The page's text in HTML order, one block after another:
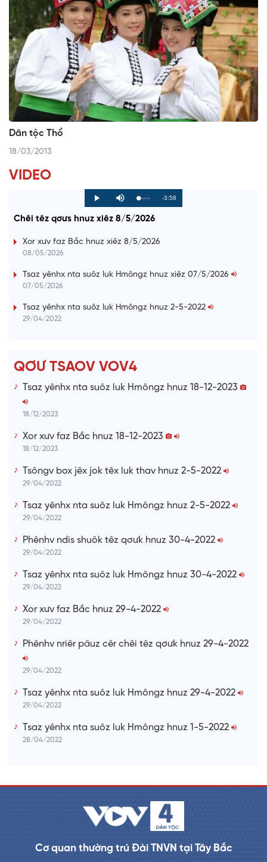
Dân tộc Thổ
18/03/2013
VIDEO
P
l
y
M
u
e
L
o
d
0
P
r
g
s
R
i
-3:58
Chêi têz qơưs hnuz xiêz 8/5/2026
Xor xưv faz Bắc hnuz xiêz 8/5/2026
08/05/2026
Tsaz yênhx nta suôz luk Hmôngz hnuz xiêz 07/5/2026
07/05/2026
Tsaz yênhx nta suôz luk Hmôngz hnuz 2-5-2022
29/04/2022
QƠƯ TSAOV VOV4
Tsaz yênhx nta suôz luk Hmôngz hnuz 18-12-2023
18/12/2023
Xor xưv faz Bắc hnuz 18-12-2023
18/12/2023
Tsôngv box jêx jok têx luk thav hnuz 2-5-2022
29/04/2022
Tsaz yênhx nta suôz luk Hmôngz hnuz 2-5-2022
29/04/2022
Phênhv ndis shuôk têz qơưk hnuz 30-4-2022
29/04/2022
Tsaz yênhx nta suôz luk Hmôngz hnuz 30-4-2022
29/04/2022
Xor xưv faz Bắc hnuz 29-4-2022
29/04/2022
Phênhv nriêr pâuz cêr chêi têz qơưk hnuz 29-4-2022
29/04/2022
Tsaz yênhx nta suôz luk Hmôngz hnuz 29-4-2022
29/04/2022
Tsaz yênhx nta suôz luk Hmôngz hnuz 1-5-2022
28/04/2022
Cơ quan thường trú Đài TNVN tại Tây Bắc